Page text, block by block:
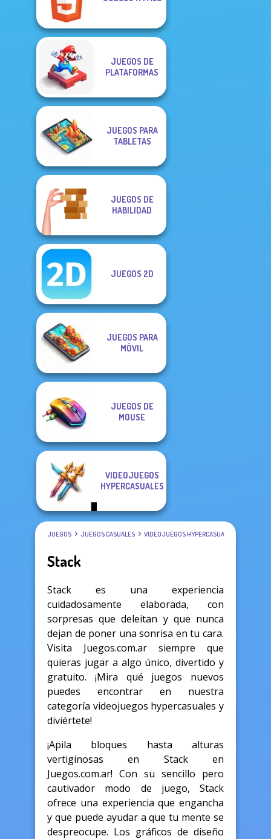
Go Escape
JUEGOS DE
PLATAFORMAS
JUEGOS PARA
TABLETAS
JUEGOS DE
HABILIDAD
JUEGOS 2D
JUEGOS PARA
MÓVIL
JUEGOS DE
MOUSE
VIDEOJUEGOS
HYPERCASUALES
JUEGOS JUEGOS CASUALES VIDEOJUEGOS HYPERCASUALES
Stack
Stack es una experiencia
cuidadosamente elaborada, con
sorpresas que deleitan y que nunca
dejan de poner una sonrisa en tu cara.
Visita Juegos.com.ar siempre que
quieras jugar a algo único, divertido y
gratuito. ¡Mira qué juegos nuevos
puedes encontrar en nuestra
categoría videojuegos hypercasuales y
diviértete!
¡Apila bloques hasta alturas
vertiginosas en Stack en
Juegos.com.ar! Con su sencillo pero
cautivador modo de juego, Stack
ofrece una experiencia que engancha
y que puede ayudar a que tu mente se
despreocupe. Los gráficos de diseño